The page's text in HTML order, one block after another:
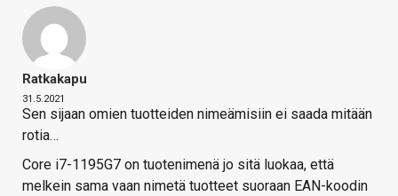
Ratkakapu
31.5.2021
Sen sijaan omien tuotteiden nimeämisiin ei saada mitään
rotia…
Core i7-1195G7 on tuotenimenä jo sitä luokaa, että
melkein sama vaan nimetä tuotteet suoraan EAN-koodin